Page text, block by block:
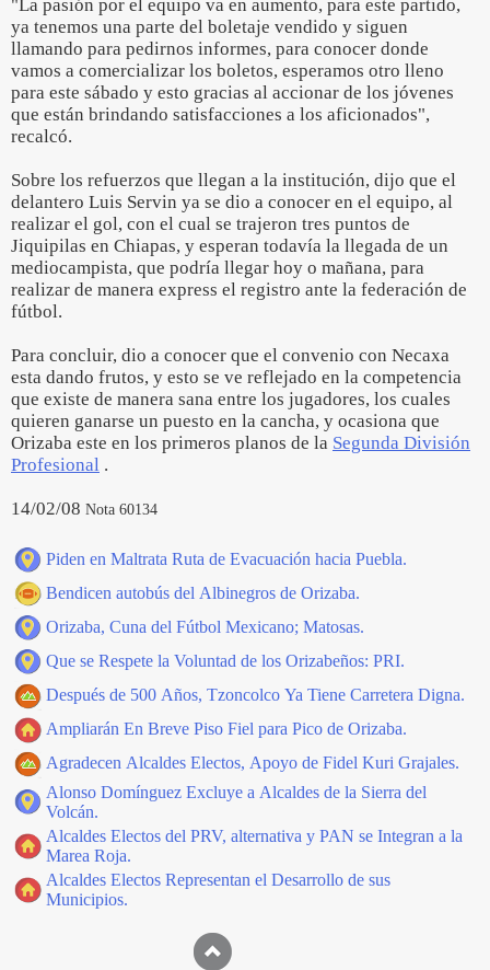
"La pasión por el equipo va en aumento, para este partido,
ya tenemos una parte del boletaje vendido y siguen
llamando para pedirnos informes, para conocer donde
vamos a comercializar los boletos, esperamos otro lleno
para este sábado y esto gracias al accionar de los jóvenes
que están brindando satisfacciones a los aficionados",
recalcó.
Sobre los refuerzos que llegan a la institución, dijo que el
delantero Luis Servin ya se dio a conocer en el equipo, al
realizar el gol, con el cual se trajeron tres puntos de
Jiquipilas en Chiapas, y esperan todavía la llegada de un
mediocampista, que podría llegar hoy o mañana, para
realizar de manera express el registro ante la federación de
fútbol.
Para concluir, dio a conocer que el convenio con Necaxa
esta dando frutos, y esto se ve reflejado en la competencia
que existe de manera sana entre los jugadores, los cuales
quieren ganarse un puesto en la cancha, y ocasiona que
Orizaba este en los primeros planos de la Segunda División
Profesional .
14/02/08 Nota 60134
Piden en Maltrata Ruta de Evacuación hacia Puebla.
Bendicen autobús del Albinegros de Orizaba.
Orizaba, Cuna del Fútbol Mexicano; Matosas.
Que se Respete la Voluntad de los Orizabeños: PRI.
Después de 500 Años, Tzoncolco Ya Tiene Carretera Digna.
Ampliarán En Breve Piso Fiel para Pico de Orizaba.
Agradecen Alcaldes Electos, Apoyo de Fidel Kuri Grajales.
Alonso Domínguez Excluye a Alcaldes de la Sierra del
Volcán.
Alcaldes Electos del PRV, alternativa y PAN se Integran a la
Marea Roja.
Alcaldes Electos Representan el Desarrollo de sus
Municipios.